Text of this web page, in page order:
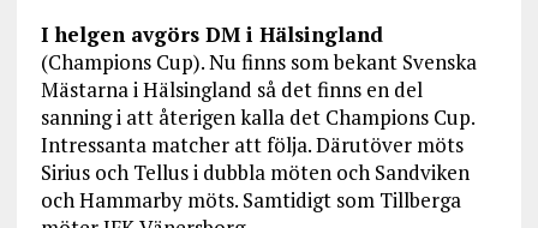
I helgen avgörs DM i Hälsingland
(Champions Cup). Nu finns som bekant Svenska
Mästarna i Hälsingland så det finns en del
sanning i att återigen kalla det Champions Cup.
Intressanta matcher att följa. Därutöver möts
Sirius och Tellus i dubbla möten och Sandviken
och Hammarby möts. Samtidigt som Tillberga